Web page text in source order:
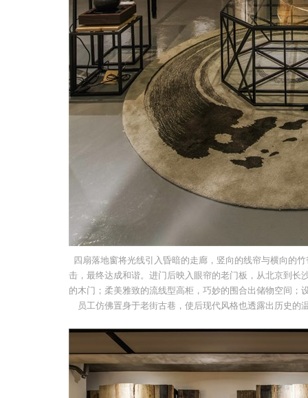
四扇落地窗将光线引入昏暗的走廊，竖向的线帘与横向的
击，最终达成和谐。进门后映入眼帘的老门板，从北京到长
的木门；柔美雅致的流线型高柜，巧妙的围合出储物空间
员工仿佛置身于老街古巷，使后现代风格也透露出历史